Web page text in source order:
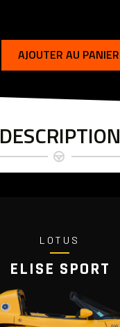
AJOUTER AU PANIER
DESCRIPTION
LOTUS
ELISE SPORT